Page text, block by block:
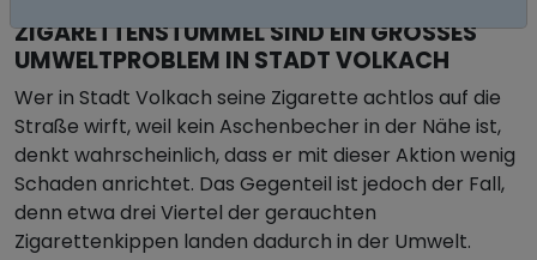
ZIGARETTENSTUMMEL SIND EIN GROSSES U
MWELTPROBLEM IN STADT VOLKACH
Wer in Stadt Volkach seine Zigarette achtlos auf die
Straße wirft, weil kein Aschenbecher in der Nähe ist,
denkt wahrscheinlich, dass er mit dieser Aktion wenig
Schaden anrichtet. Das Gegenteil ist jedoch der Fall,
denn etwa drei Viertel der gerauchten
Zigarettenkippen landen dadurch in der Umwelt.